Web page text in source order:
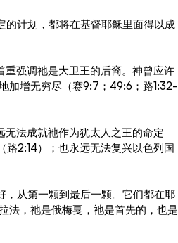
的计划，都将在基督耶稣里面得以成
重强调祂是大卫王的后裔。神曾应许
加增无穷尽（赛9:7；49:6；路1:32-
法成就祂作为犹太人之王的命定
路2:14）；也永远无法复兴以色列国
，从第一颗到最后一颗。它们都在耶
，祂是俄梅戛，祂是首先的，也是